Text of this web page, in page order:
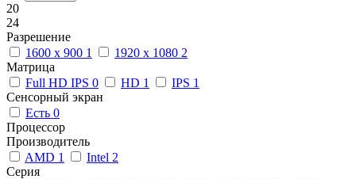
20
24
Разрешение
1600 x 900 1 1920 x 1080 2
Матрица
Full HD IPS 0 HD 1 IPS 1
Сенсорный экран
Есть 0
Процессор
Производитель
AMD 1 Intel 2
Серия